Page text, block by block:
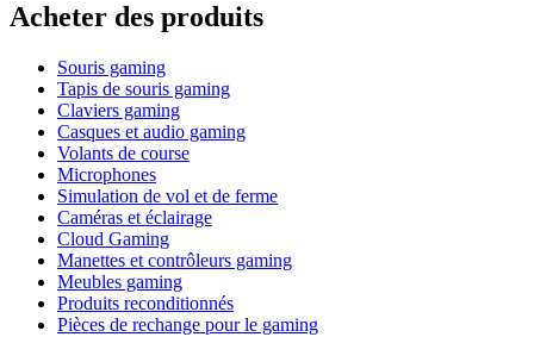
Acheter des produits
Souris gaming
Tapis de souris gaming
Claviers gaming
Casques et audio gaming
Volants de course
Microphones
Simulation de vol et de ferme
Caméras et éclairage
Cloud Gaming
Manettes et contrôleurs gaming
Meubles gaming
Produits reconditionnés
Pièces de rechange pour le gaming